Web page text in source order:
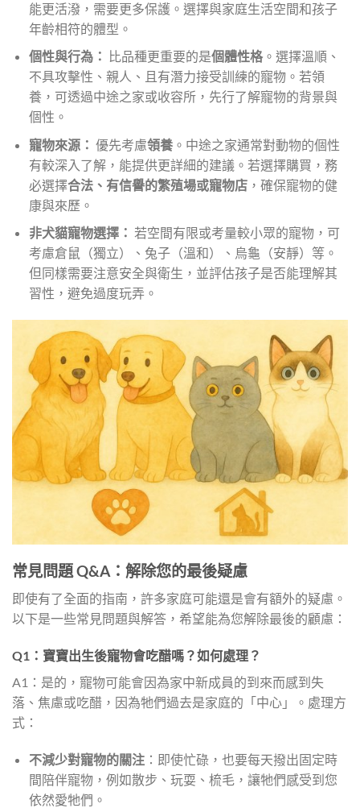
能更活潑，需要更多保護。選擇與家庭生活空間和孩子
年齡相符的體型。
個性與行為：
比品種更重要的是個體性格。選擇溫順、
不具攻擊性、親人、且有潛力接受訓練的寵物。若領
養，可透過中途之家或收容所，先行了解寵物的背景與
個性。
寵物來源： 優先考慮領養。中途之家通常對動物的個性
有較深入了解，能提供更詳細的建議。若選擇購買，務
必選擇合法、有信譽的繁殖場或寵物店，確保寵物的健
康與來歷。
非犬貓寵物選擇： 若空間有限或考量較小眾的寵物，可
考慮倉鼠（獨立）、兔子（溫和）、烏龜（安靜）等。
但同樣需要注意安全與衛生，並評估孩子是否能理解其
習性，避免過度玩弄。
常見問題 Q&A：解除您的最後疑慮
即使有了全面的指南，許多家庭可能還是會有額外的疑慮。
以下是一些常見問題與解答，希望能為您解除最後的顧慮：
Q1：寶寶出生後寵物會吃醋嗎？如何處理？
A1：是的，寵物可能會因為家中新成員的到來而感到失
落、焦慮或吃醋，因為牠們過去是家庭的「中心」。處理方
式：
不減少對寵物的關注：即使忙碌，也要每天撥出固定時
間陪伴寵物，例如散步、玩耍、梳毛，讓牠們感受到您
依然愛牠們。